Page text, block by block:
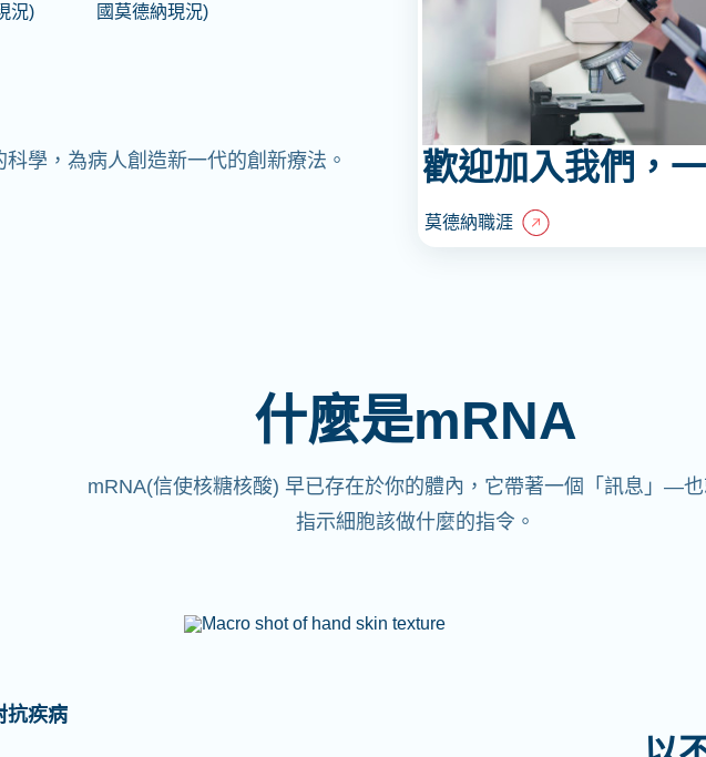
況)
國莫德納現況)
學，為病人創造新一代的創新療法。 歡迎加入我們，
莫德納職涯
什麼是mRNA
mRNA(信使核糖核酸) 早已存在於你的體內，它帶著一個「訊息」—
指示細胞該做什麼的指令。
抗疾病